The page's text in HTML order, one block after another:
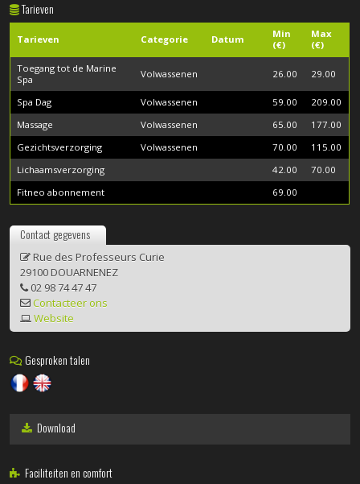
Tarieven
Tarieven Categorie Datum
Min
(€)
Max
(€)
Toegang tot de Marine
Spa
Volwassenen 26.00 29.00
Spa Dag Volwassenen 59.00
209.00
Massage
Volwassenen 65.00
177.00
Gezichtsverzorging
Volwassenen 70.00
115.00
Lichaamsverzorging
42.00
70.00
Fitneo abonnement
69.00
Contact gegevens
Rue des Professeurs Curie
29100 DOUARNENEZ
02 98 74 47 47
Contacteer ons
Website
Gesproken talen
Download
Faciliteiten en comfort